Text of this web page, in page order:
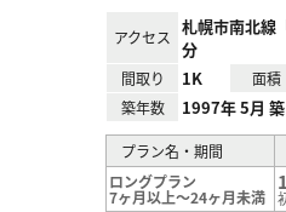
アクセス
札幌市南北線
分
間取り 1K 面積
築年数 1997年 5月 築
プラン名・期間
ロングプラン
7ヶ月以上～24ヶ月未満